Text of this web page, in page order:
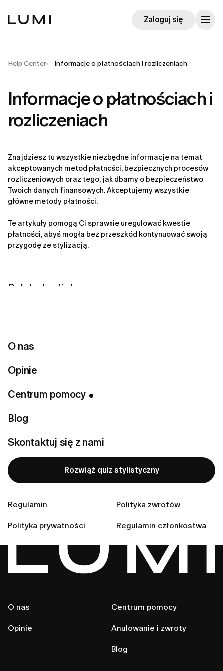
O nas
Opinie
Centrum pomocy
Blog
Skontaktuj się z nami
Rozwiąż quiz stylistyczny
Regulamin Polityka zwrotów
Polityka prywatności Regulamin członkostwa
Zaloguj się
Help Center Informacje o płatnościach i rozliczeniach
Informacje o płatnościach i
rozliczeniach
Znajdziesz tu wszystkie niezbędne informacje na temat
akceptowanych metod płatności, bezpiecznych procesów
rozliczeniowych oraz tego, jak dbamy o bezpieczeństwo
Twoich danych finansowych. Akceptujemy wszystkie
główne metody płatności.
Te artykuły pomogą Ci sprawnie uregulować kwestie
płatności, abyś mogła bez przeszkód kontynuować swoją
przygodę ze stylizacją.
Related articles
Jak mogę otrzymać zwrot pieniędzy?
Nie znalazłaś odpowiedzi
na swoje pytanie?
Skontaktuj się z nami
O nas
Opinie
Centrum pomocy
Anulowanie i zwroty
Blog